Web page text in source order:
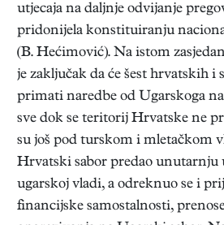
utjecaja na daljnje odvijanje
pridonijela konstituiranju
(B. Hećimović). Na istom
je zaključak da će šest hrvatskih i
primati naredbe od Ugarskoga
sve dok se teritorij Hrvatske ne
su još pod turskom i mletačkom
Hrvatski sabor predao unutarnju
ugarskoj vladi, a odreknuo se i
financijske samostalnosti,